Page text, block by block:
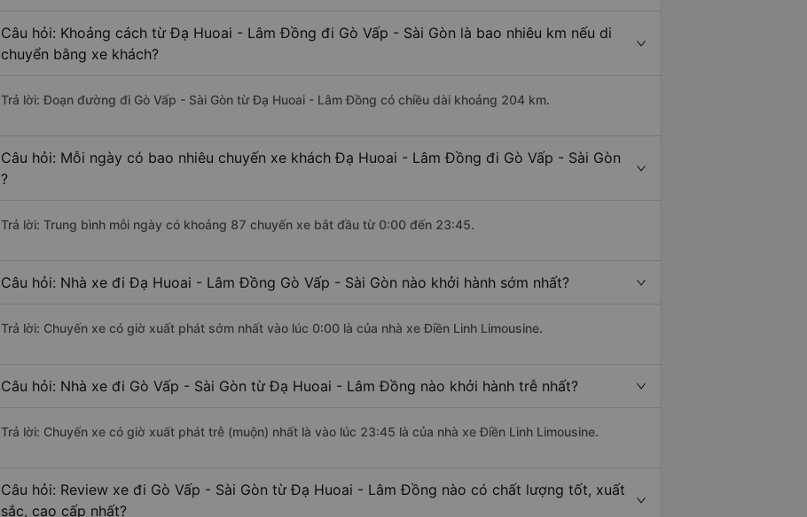
Câu hỏi: Khoảng cách từ Đạ Huoai - Lâm Đồng đi Gò Vấp - Sài Gòn là bao nhiêu km nếu di
chuyển bằng xe khách?
Trả lời: Đoạn đường đi Gò Vấp - Sài Gòn từ Đạ Huoai - Lâm Đồng có chiều dài khoảng 204 km.
Câu hỏi: Mỗi ngày có bao nhiêu chuyến xe khách Đạ Huoai - Lâm Đồng đi Gò Vấp - Sài Gòn
?
Trả lời: Trung bình mỗi ngày có khoảng 87 chuyến xe bắt đầu từ 0:00 đến 23:45.
Câu hỏi: Nhà xe đi Đạ Huoai - Lâm Đồng Gò Vấp - Sài Gòn nào khởi hành sớm nhất?
Trả lời: Chuyến xe có giờ xuất phát sớm nhất vào lúc 0:00 là của nhà xe Điền Linh Limousine.
Câu hỏi: Nhà xe đi Gò Vấp - Sài Gòn từ Đạ Huoai - Lâm Đồng nào khởi hành trễ nhất?
Trả lời: Chuyến xe có giờ xuất phát trễ (muộn) nhất là vào lúc 23:45 là của nhà xe Điền Linh Limousine.
Câu hỏi: Review xe đi Gò Vấp - Sài Gòn từ Đạ Huoai - Lâm Đồng nào có chất lượng tốt, xuất
sắc, cao cấp nhất?